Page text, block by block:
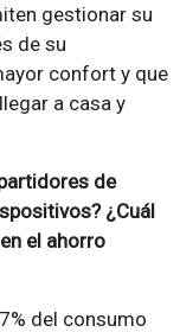
gestionar su
de su
confort y que
a casa y
de
¿Cuál
el ahorro
del consumo